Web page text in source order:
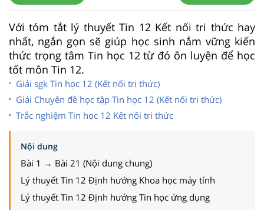
Với tóm tắt lý thuyết Tin 12 Kết nối tri thức hay
nhất, ngắn gọn sẽ giúp học sinh nắm vững kiến
thức trọng tâm Tin học 12 từ đó ôn luyện để học
tốt môn Tin 12.
Giải sgk Tin học 12 (Kết nối tri thức)
Giải Chuyên đề học tập Tin học 12 (Kết nối tri thức)
Trắc nghiệm Tin học 12 Kết nối tri thức
Nội dung
Bài 1 → Bài 21 (Nội dung chung)
Lý thuyết Tin 12 Định hướng Khoa học máy tính
Lý thuyết Tin 12 Định hướng Tin học ứng dụng